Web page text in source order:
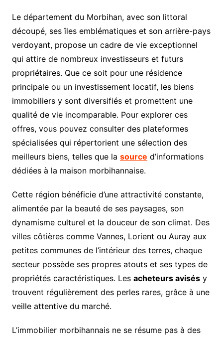
Le département du Morbihan, avec son littoral
découpé, ses îles emblématiques et son arrière-pays
verdoyant, propose un cadre de vie exceptionnel
qui attire de nombreux investisseurs et futurs
propriétaires. Que ce soit pour une résidence
principale ou un investissement locatif, les biens
immobiliers y sont diversifiés et promettent une
qualité de vie incomparable. Pour explorer ces
offres, vous pouvez consulter des plateformes
spécialisées qui répertorient une sélection des
meilleurs biens, telles que la source d’informations
dédiées à la maison morbihannaise.
Cette région bénéficie d’une attractivité constante,
alimentée par la beauté de ses paysages, son
dynamisme culturel et la douceur de son climat. Des
villes côtières comme Vannes, Lorient ou Auray aux
petites communes de l’intérieur des terres, chaque
secteur possède ses propres atouts et ses types de
propriétés caractéristiques. Les acheteurs avisésy
trouvent régulièrement des perles rares, grâce à une
veille attentive du marché.
L’immobilier morbihannais ne se résume pas à des